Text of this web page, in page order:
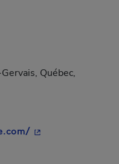
Québec,
- Cet hyperlien